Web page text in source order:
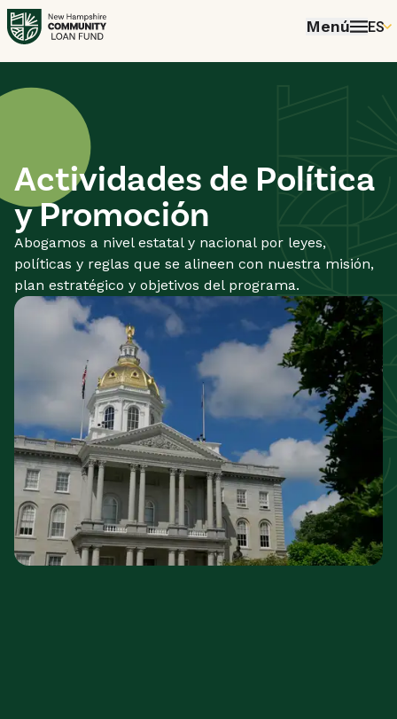
Menú ES
Actividades de Política
y Promoción
Abogamos a nivel estatal y nacional por leyes,
políticas y reglas que se alineen con nuestra misión,
plan estratégico y objetivos del programa.